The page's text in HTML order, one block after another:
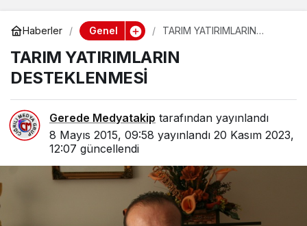
Haberler Genel
TARIM YATIRIMLARIN
TARIM YATIRIMLARIN
DESTEKLENMESİ
Gerede Medyatakip tarafından yayınlandı
8 Mayıs 2015, 09:58 yayınlandı 20 Kasım 2023,
12:07 güncellendi